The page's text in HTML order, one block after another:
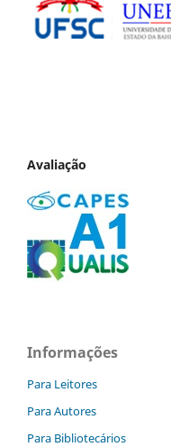
Avaliação
Informações
Para Leitores
Para Autores
Para Bibliotecários